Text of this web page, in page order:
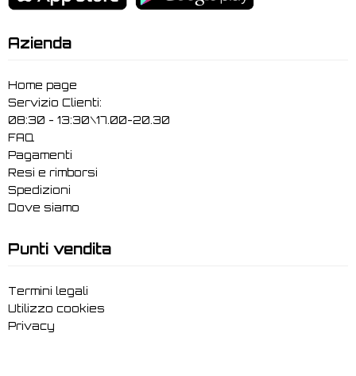
Azienda
Home page
Servizio Clienti:
08:30 - 13:30\17.00-20.30
FAQ
Pagamenti
Resi e rimborsi
Spedizioni
Dove siamo
Punti vendita
Termini legali
Utilizzo cookies
Privacy